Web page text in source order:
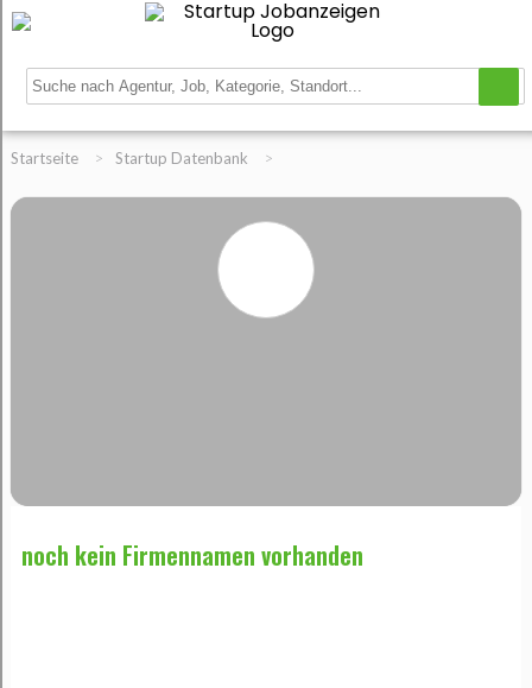
Startseite > Startup Datenbank >
noch kein Firmennamen vorhanden